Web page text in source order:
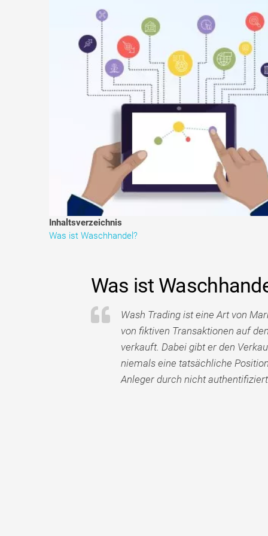
Inhaltsverzeichnis
Was ist Waschhandel?
Was ist
Wash Trading ist eine Art von
von fiktiven Transaktionen auf
verkauft. Dabei gibt er den
niemals eine tatsächliche
Anleger durch nicht